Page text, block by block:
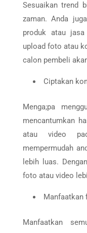
Sesuaikan trend
zaman. Anda
produk atau jasa
upload foto atau
calon pembeli
Ciptakan
Menga;pa
mencantumkan
atau video
mempermudah
lebih luas.
foto atau video
Manfaatkan
Manfaatkan